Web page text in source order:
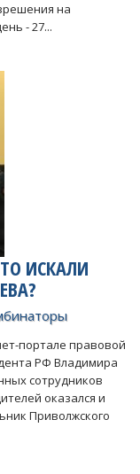
на
- 27...
ИСКАЛИ
портале правовой
РФ Владимира
сотрудников
оказался и
Приволжского